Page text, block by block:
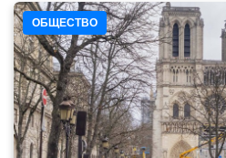
ОБЩЕСТВО